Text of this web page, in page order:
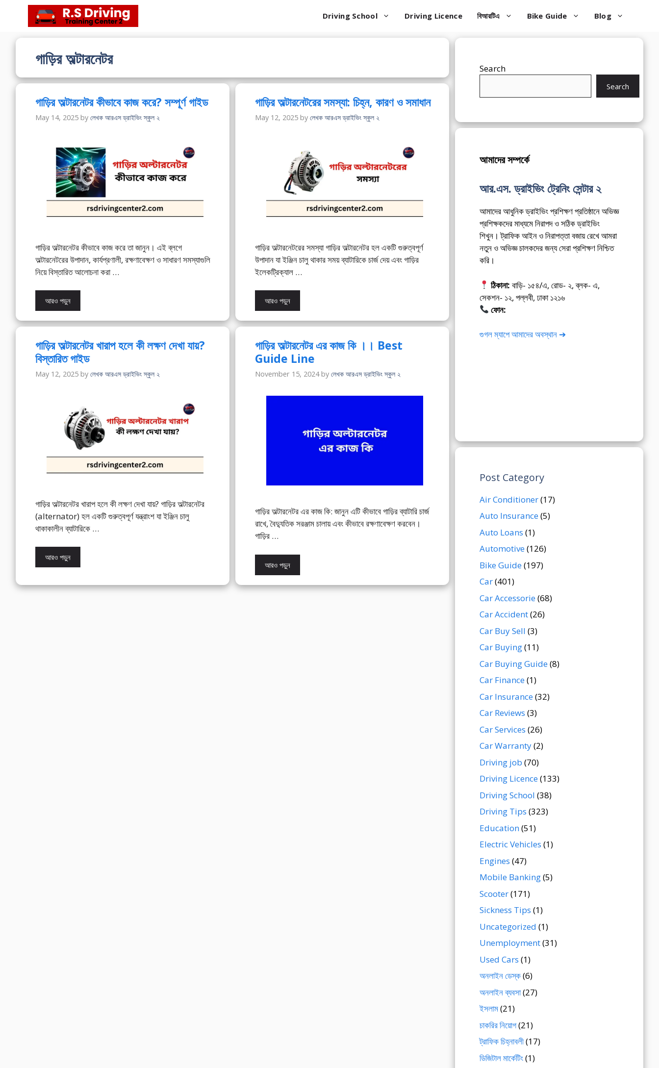
content
Driving School Driving Licence বিআরটিএ Bike Guide Blog
গাড়ির অল্টারনেটর
গাড়ির অল্টারনেটর কীভাবে কাজ করে? সম্পূর্ণ গাইড
May 14, 2025 by লেখক আরএস ড্রাইভিং স্কুল ২
গাড়ির অল্টারনেটর কীভাবে কাজ করে তা জানুন। এই ব্লগে
অল্টারনেটরের উপাদান, কার্যপ্রণালী, রক্ষণাবেক্ষণ ও সাধারণ সমস্যাগুলি
নিয়ে বিস্তারিত আলোচনা করা …
আরও পড়ুন
গাড়ির অল্টারনেটরের সমস্যা: চিহ্ন, কারণ ও সমাধান
May 12, 2025 by লেখক আরএস ড্রাইভিং স্কুল ২
গাড়ির অল্টারনেটরের সমস্যা গাড়ির অল্টারনেটর হল একটি গুরুত্বপূর্ণ
উপাদান যা ইঞ্জিন চালু থাকার সময় ব্যাটারিকে চার্জ দেয় এবং গাড়ির
ইলেকট্রিক্যাল …
আরও পড়ুন
গাড়ির অল্টারনেটর খারাপ হলে কী লক্ষণ দেখা যায়?
বিস্তারিত গাইড
May 12, 2025 by লেখক আরএস ড্রাইভিং স্কুল ২
গাড়ির অল্টারনেটর খারাপ হলে কী লক্ষণ দেখা যায়? গাড়ির অল্টারনেটর
(alternator) হল একটি গুরুত্বপূর্ণ যন্ত্রাংশ যা ইঞ্জিন চালু
থাকাকালীন ব্যাটারিকে …
আরও পড়ুন
গাড়ির অল্টারনেটর এর কাজ কি ।। Best
Guide Line
November 15, 2024 by লেখক আরএস ড্রাইভিং স্কুল ২
গাড়ির অল্টারনেটর এর কাজ কি: জানুন এটি কীভাবে গাড়ির ব্যাটারি চার্জ
রাখে, বৈদ্যুতিক সরঞ্জাম চালায় এবং কীভাবে রক্ষণাবেক্ষণ করবেন।
গাড়ির …
আরও পড়ুন
Search
Search
আমাদের সম্পর্কে
আর.এস. ড্রাইভিং ট্রেনিং সেন্টার ২
আমাদের আধুনিক ড্রাইভিং প্রশিক্ষণ প্রতিষ্ঠানে অভিজ্ঞ
প্রশিক্ষকদের মাধ্যমে নিরাপদ ও সঠিক ড্রাইভিং
শিখুন। ট্রাফিক আইন ও নিরাপত্তা বজায় রেখে আমরা
নতুন ও অভিজ্ঞ চালকদের জন্য সেরা প্রশিক্ষণ নিশ্চিত
করি।
ঠিকানা: বাড়ি- ১৫৪/এ, রোড- ২, ব্লক- এ,
সেকশন- ১২, পল্লবী, ঢাকা ১২১৬
ফোন:
গুগল ম্যাপে আমাদের অবস্থান ➔
Post Category
Air Conditioner(17)
Auto Insurance(5)
Auto Loans (1)
Automotive(126)
Bike Guide(197)
Car(401)
Car Accessorie(68)
Car Accident(26)
Car Buy Sell (3)
Car Buying(11)
Car Buying Guide(8)
Car Finance(1)
Car Insurance(32)
Car Reviews (3)
Car Services (26)
Car Warranty(2)
Driving job (70)
Driving Licence(133)
Driving School (38)
Driving Tips (323)
Education(51)
Electric Vehicles (1)
Engines (47)
Mobile Banking(5)
Scooter(171)
Sickness Tips (1)
Uncategorized (1)
Unemployment(31)
Used Cars (1)
অনলাইন ডেস্ক(6)
অনলাইন ব্যবসা(27)
ইসলাম(21)
চাকরির নিয়োগ(21)
ট্রাফিক চিহ্নাবলী(17)
ডিজিটাল মার্কেটিং(1)